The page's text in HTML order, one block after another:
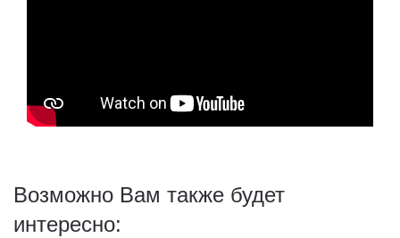
Возможно Вам также будет
интересно: